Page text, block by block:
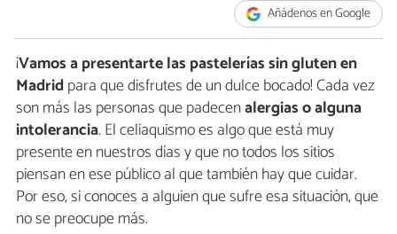
Añádenos en Google
¡Vamos a presentarte las pastelerías sin gluten en
Madridpara que disfrutes de un dulce bocado! Cada vez
son más las personas que padecenalergias o alguna
intolerancia. El celiaquismo es algo que está muy
presente en nuestros días y que no todos los sitios
piensan en ese público al que también hay que cuidar.
Por eso, si conoces a alguien que sufre esa situación, que
no se preocupe más.